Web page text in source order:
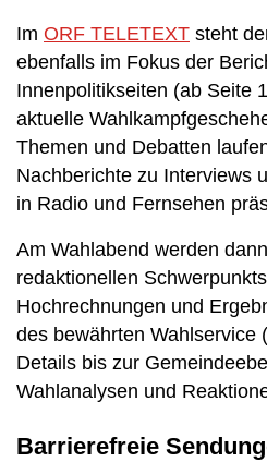
Im ORF TELETEXT steht
ebenfalls im Fokus der
Innenpolitikseiten (ab Seite
aktuelle
Themen und Debatten
Nachberichte zu Interviews
in Radio und Fernsehen
Am Wahlabend werden
redaktionellen
Hochrechnungen und
des bewährten Wahlservice
Details bis zur
Wahlanalysen und
Barrierefreie